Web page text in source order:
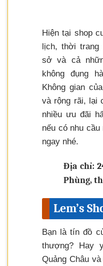
Hiện tại shop
lịch, thời
sở và cả
không đụng
Không gian
và rộng rãi, lại
nhiều ưu đãi
nếu có nhu
ngay nhé.
Địa chỉ:
Phùng,
Lem’s
Bạn là tín đồ
thượng? Hay
Quảng Châu